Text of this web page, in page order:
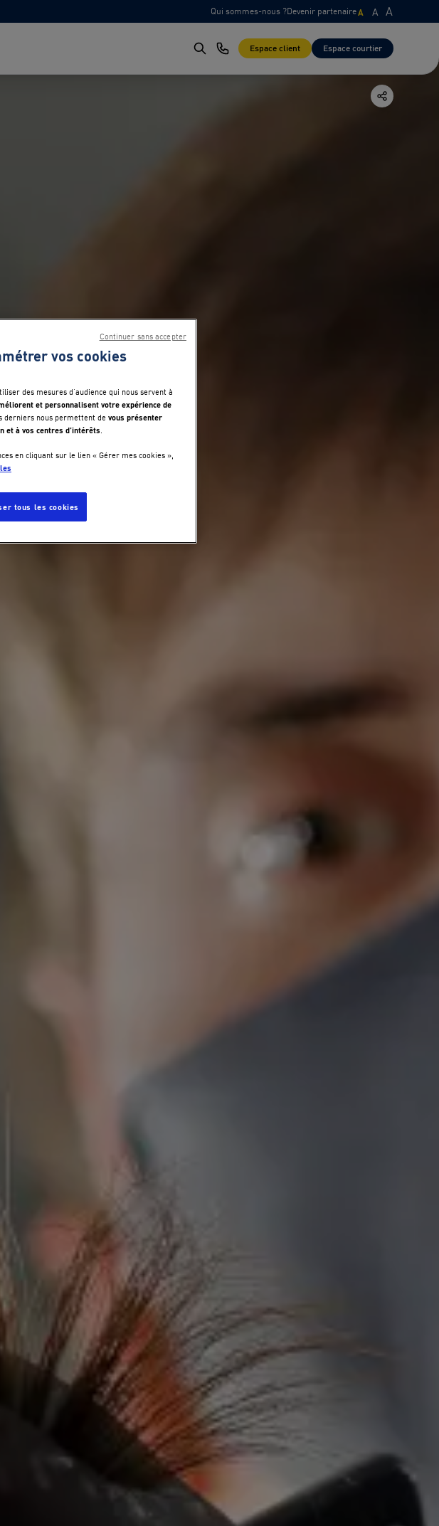
Qui sommes-nous ?Devenir partenaireA A A
Espace client Espace courtier
vos cookies
des mesures d’audience qui nous servent à
et personnalisent votre expérience de
derniers nous permettent de vous présenter
et à vos centres d’intérêts.
en cliquant sur le lien « Gérer mes cookies »,
tous les cookies
Continuer sans accepter